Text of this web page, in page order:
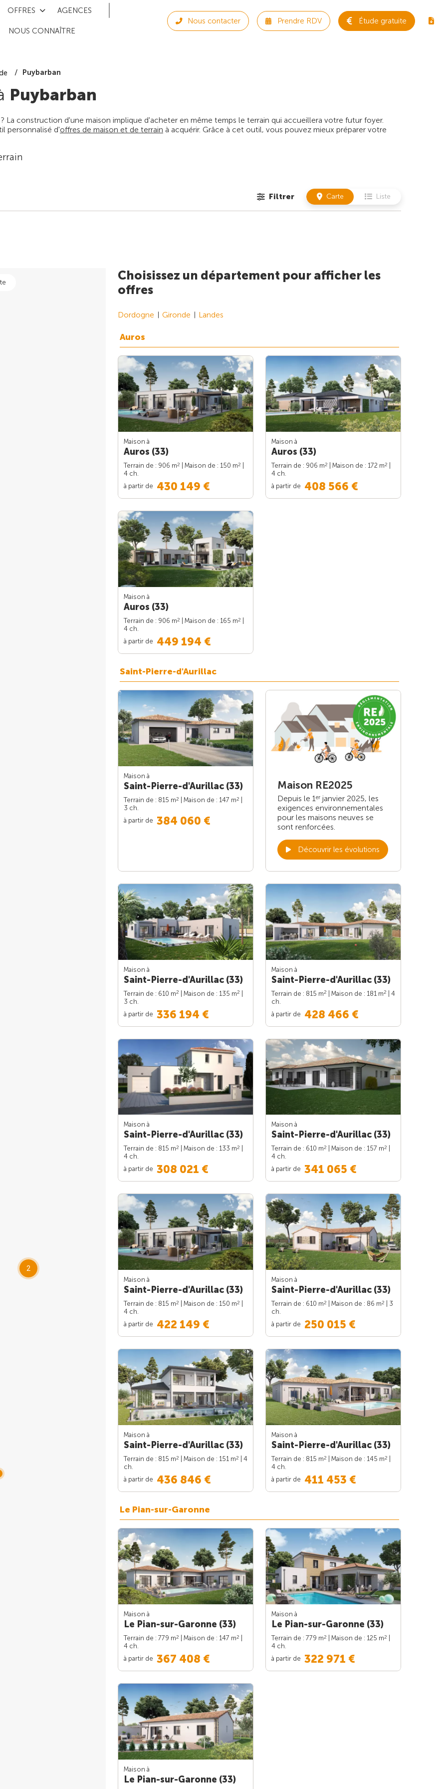
OFFRES AGENCES
NOUS CONNAÎTRE
Nous contacter Prendre RDV Étude gratuite
Puybarban
Puybarban
La construction d'une maison implique d'acheter en même temps le terrain qui accueillera votre futur foyer.
personnalisé d'offres de maison et de terrain à acquérir. Grâce à cet outil, vous pouvez mieux préparer votre
Filtrer Carte Liste
2
Choisissez un département pour afficher les
offres
Dordogne Gironde Landes
Auros
Maison à
Auros (33)
Terrain de : 906 m2 | Maison de : 150 m2
4 ch.
à partir de 430 149 €
Maison à
Auros (33)
Terrain de : 906 m2 | Maison de : 172 m2
4 ch.
à partir de 408 566 €
Maison à
Auros (33)
Terrain de : 906 m2 | Maison de : 165 m2
4 ch.
à partir de 449 194 €
Saint-Pierre-d'Aurillac
Maison à
Saint-Pierre-d'Aurillac (33)
Terrain de : 815 m2 | Maison de : 147 m2
3 ch.
à partir de 384 060 €
Maison RE2025
Depuis le 1 er janvier 2025, les
exigences environnementales
pour les maisons neuves se
sont renforcées.
Découvrir les évolutions
Maison à
Saint-Pierre-d'Aurillac (33)
Terrain de : 610 m2 | Maison de : 135 m2
3 ch.
à partir de 336 194 €
Maison à
Saint-Pierre-d'Aurillac (33)
Terrain de : 815 m2 | Maison de : 181 m2
| 4
ch.
à partir de 428 466 €
Maison à
Saint-Pierre-d'Aurillac (33)
Terrain de : 815 m2 | Maison de : 133 m2
4 ch.
à partir de 308 021 €
Maison à
Saint-Pierre-d'Aurillac (33)
Terrain de : 610 m2 | Maison de : 157 m2
4 ch.
à partir de 341 065 €
Maison à
Saint-Pierre-d'Aurillac (33)
Terrain de : 815 m2 | Maison de : 150 m2
4 ch.
à partir de 422 149 €
Maison à
Saint-Pierre-d'Aurillac (33)
Terrain de : 610 m2 | Maison de : 86 m2
| 3
ch.
à partir de 250 015 €
Maison à
Saint-Pierre-d'Aurillac (33)
Terrain de : 815 m2 | Maison de : 151 m2
| 4
ch.
à partir de 436 846 €
Maison à
Saint-Pierre-d'Aurillac (33)
Terrain de : 815 m2 | Maison de : 145 m2
4 ch.
à partir de 411 453 €
Le Pian-sur-Garonne
Maison à
Le Pian-sur-Garonne (33)
Terrain de : 779 m2 | Maison de : 147 m2
4 ch.
à partir de 367 408 €
Maison à
Le Pian-sur-Garonne (33)
Terrain de : 779 m2 | Maison de : 125 m2
4 ch.
à partir de 322 971 €
Maison à
Le Pian-sur-Garonne (33)